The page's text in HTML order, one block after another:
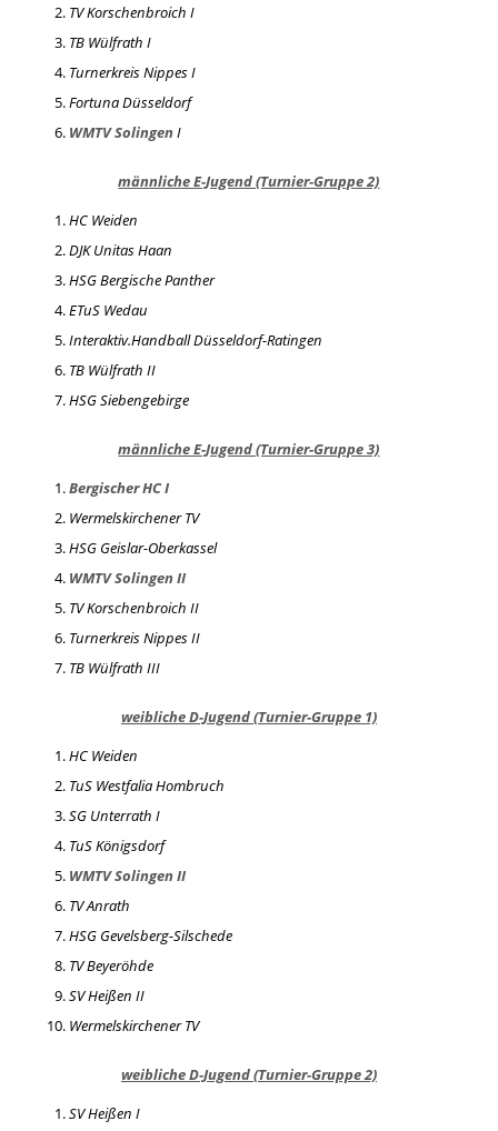
TV Korschenbroich I
TB Wülfrath I
Turnerkreis Nippes I
Fortuna Düsseldorf
WMTV Solingen I
männliche E-Jugend (Turnier-Gruppe 2)
HC Weiden
DJK Unitas Haan
HSG Bergische Panther
ETuS Wedau
Interaktiv.Handball Düsseldorf-Ratingen
TB Wülfrath II
HSG Siebengebirge
männliche E-Jugend (Turnier-Gruppe 3)
Bergischer HC I
Wermelskirchener TV
HSG Geislar-Oberkassel
WMTV Solingen II
TV Korschenbroich II
Turnerkreis Nippes II
TB Wülfrath III
weibliche D-Jugend (Turnier-Gruppe 1)
HC Weiden
TuS Westfalia Hombruch
SG Unterrath I
TuS Königsdorf
WMTV Solingen II
TV Anrath
HSG Gevelsberg-Silschede
TV Beyeröhde
SV Heißen II
Wermelskirchener TV
weibliche D-Jugend (Turnier-Gruppe 2)
SV Heißen I